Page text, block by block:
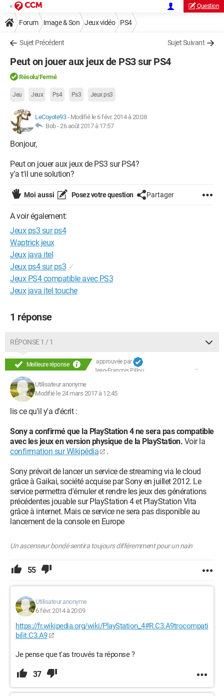
Question
Forum Image & Son Jeux vidéo PS4
Sujet Précédent Sujet Suivant
Peut on jouer aux jeux de PS3 sur PS4
Résolu/Fermé
Jeu Jeux Ps4 Ps3 Jeux ps3
LeCoyote93- Modifié le 6 févr. 2014 à 20:08
Bob -26 août 2017 à 17:57
Bonjour,
Peut on jouer aux jeux de PS3 sur PS4?
y'a t'il une solution?
Moi aussi Posez votre question Partager
A voir également:
Jeux ps3 sur ps4
Waptrick jeux
Jeux java itel
Jeux ps4 sur ps3 ✓
Jeux PS4 compatible avec PS3
Jeux java itel touche
1 réponse
RÉPONSE 1 / 1
Meilleure réponse
approuvée par
Jean-François Pillou
Utilisateur anonyme
Modifié le 24 mars 2017 à 12:45
lis ce qu'il y'a d'écrit :
Sony a confirmé que la PlayStation 4 ne sera pas compatible
avec les jeux en version physique de la PlayStation. Voir la
confirmation sur Wikipédia
.
Sony prévoit de lancer un service de streaming via le cloud
grâce à Gaikai, société acquise par Sony en juillet 2012. Le
service permettra d'émuler et rendre les jeux des générations
précédentes jouable sur PlayStation 4 et PlayStation Vita
grâce à internet. Mais ce service ne sera pas disponible au
lancement de la console en Europe
Un ascenseur bondé sentira toujours différemment pour un nain
55
Utilisateur anonyme
6 févr. 2014 à 20:09
https://fr.wikipedia.org/wiki/PlayStation_4#R.C3.A9trocompati
bilit.C3.A9
Je pense que t'as trouvés ta réponse ?
37